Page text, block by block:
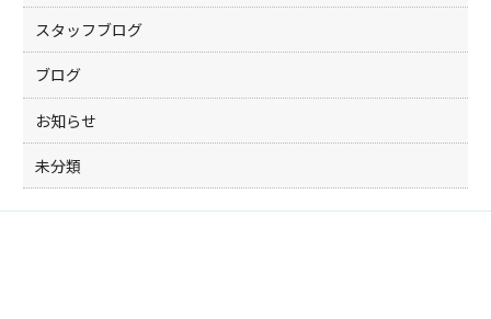
スタッフブログ
ブログ
お知らせ
未分類